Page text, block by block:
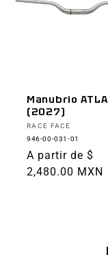
Manubrio
(2027)
Proveedor:
RACE FACE
946-00-031-01
Precio
habitual
A partir de $
2,480.00 MXN